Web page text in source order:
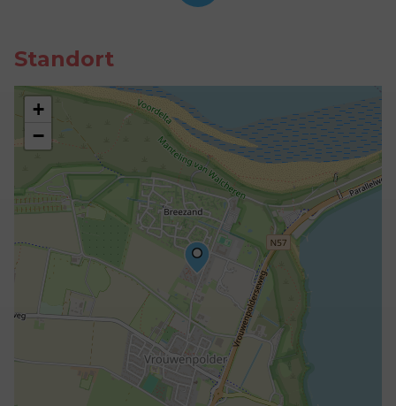
Standort
+
−